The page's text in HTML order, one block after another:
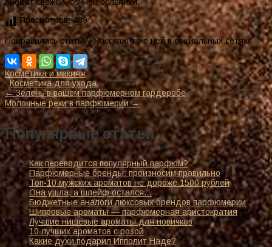
Просмотров: 489
Понравилась статья? Расскажите о ней в социальных сетях!
Косметика и макияж
,Косметика для ухода
К
другим
записям
←Зелень в вашем парфюмерном гардеробе
Молочные реки в парфюмерии→
Популярные статьи
Как переводится популярный парфюм?
Парфюмерные бренды: произносим правильно
Топ-10 мужских ароматов не дороже 1500 рублей
Она ушла, а шлейф остался…
Бюджетные аналоги люксовых брендов парфюмерии
Шипровые ароматы — парфюмерная аристократия
Лучшие нишевые ароматы для новичков
10 лучших ароматов с розой
Какие духи подарил Ипполит Наде?